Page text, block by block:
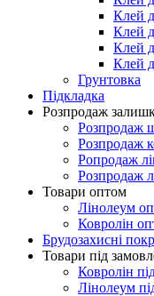
Клей
Клей
Клей
Клей
Грунтовка
Підкладка
Розпродаж
Розпродаж
Розпродаж
Ропродаж
Розпродаж
Товари оптом
Лінолеум
Ковролін
Брудозахисні
Товари під
Ковролін
Лінолеум